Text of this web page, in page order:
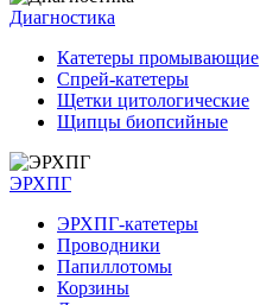
Диагностика
Катетеры промывающие
Спрей-катетеры
Щетки цитологические
Щипцы биопсийные
ЭРХПГ
ЭРХПГ-катетеры
Проводники
Папиллотомы
Корзины